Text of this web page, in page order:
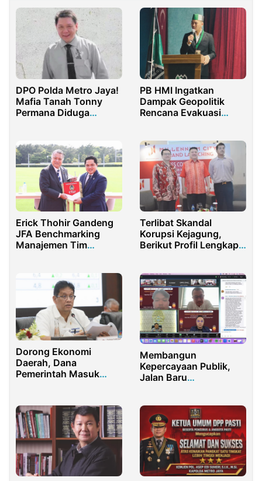
DPO Polda Metro Jaya!
Mafia Tanah Tonny
Permana Diduga
PB HMI Ingatkan
Dampak Geopolitik
Rencana Evakuasi
Erick Thohir Gandeng
JFA Benchmarking
Manajemen Tim
Terlibat Skandal
Korupsi Kejagung,
Berikut Profil Lengkap
Dorong Ekonomi
Daerah, Dana
Pemerintah Masuk
Membangun
Kepercayaan Publik,
Jalan Baru
Integritas Polri